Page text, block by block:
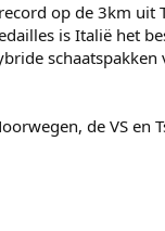
op de 3km uit
is Italië het
schaatspakken
de VS en